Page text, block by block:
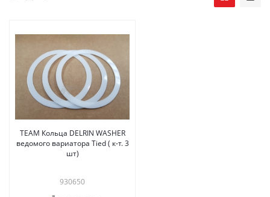
TEAM Кольца DELRIN WASHER
ведомого вариатора Tied ( к-т. 3
шт)
930650